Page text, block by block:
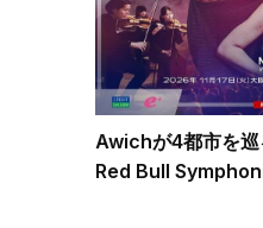
Awichが4都市を巡
Red Bull